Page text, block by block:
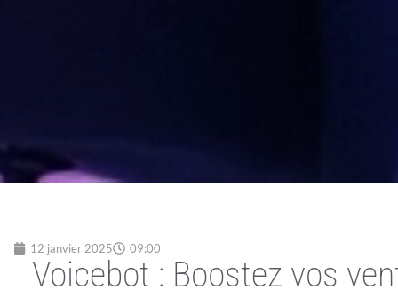
12 janvier 2025 09:00
Voicebot : Boostez vos